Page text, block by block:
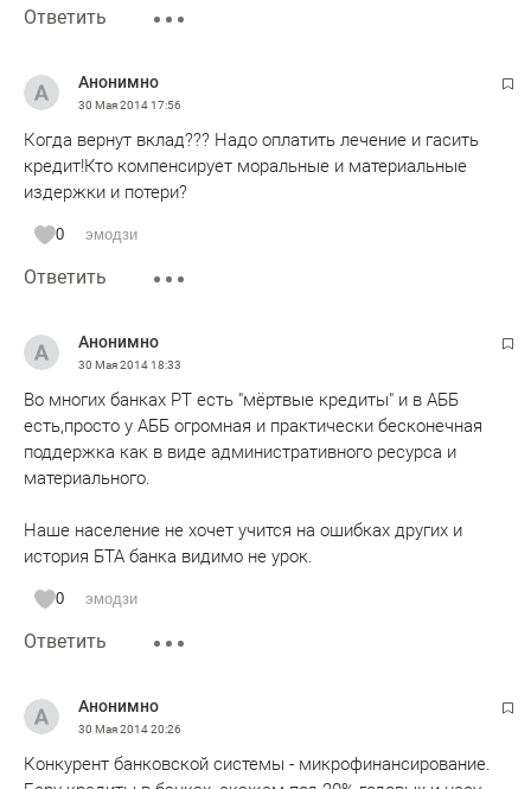
Ответить
Анонимно
30 Мая 201417:56
Когда вернут вклад??? Надо оплатить лечение и гасить
кредит!Кто компенсирует моральные и материальные
издержки и потери?
0 эмодзи
Ответить
Анонимно
30 Мая 201418:33
Во многих банках РТ есть "мёртвые кредиты" и в АББ
есть,просто у АББ огромная и практически бесконечная
поддержка как в виде административного ресурса и
материального.
Наше население не хочет учится на ошибках других и
история БТА банка видимо не урок.
0 эмодзи
Ответить
Анонимно
30 Мая 201420:26
Конкурент банковской системы - микрофинансирование.